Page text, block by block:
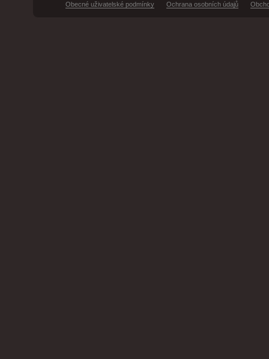
Obecné uživatelské podmínky Ochrana osobních údajů